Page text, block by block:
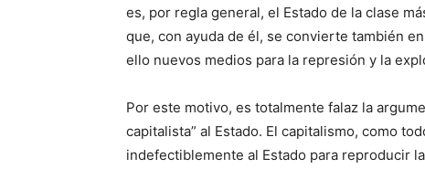
es, por regla general, el Estado de la clase
que, con ayuda de él, se convierte también
ello nuevos medios para la represión y la
Por este motivo, es totalmente falaz la
capitalista” al Estado. El capitalismo, como
indefectiblemente al Estado para reproducir